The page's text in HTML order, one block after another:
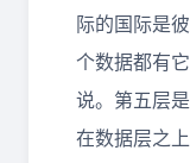
际的国际是
个数据都有
说。第五层
在数据层之